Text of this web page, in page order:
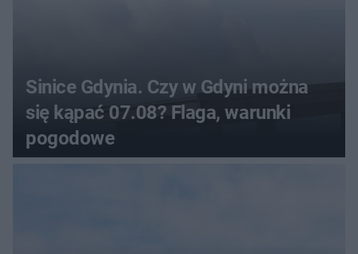
Sinice Gdynia. Czy w Gdyni można
się kąpać 07.08? Flaga, warunki
pogodowe